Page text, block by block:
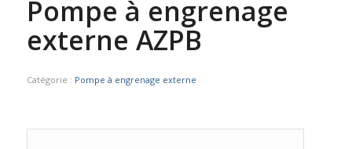
Pompe à engrenage
externe AZPB
Catégorie : Pompe à engrenage externe